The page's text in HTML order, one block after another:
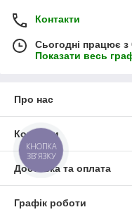
Контакти
Сьогодні працює з
Показати весь
Про нас
Контакти
Доставка та оплата
Графік роботи
КНОПКА
ЗВ'ЯЗКУ